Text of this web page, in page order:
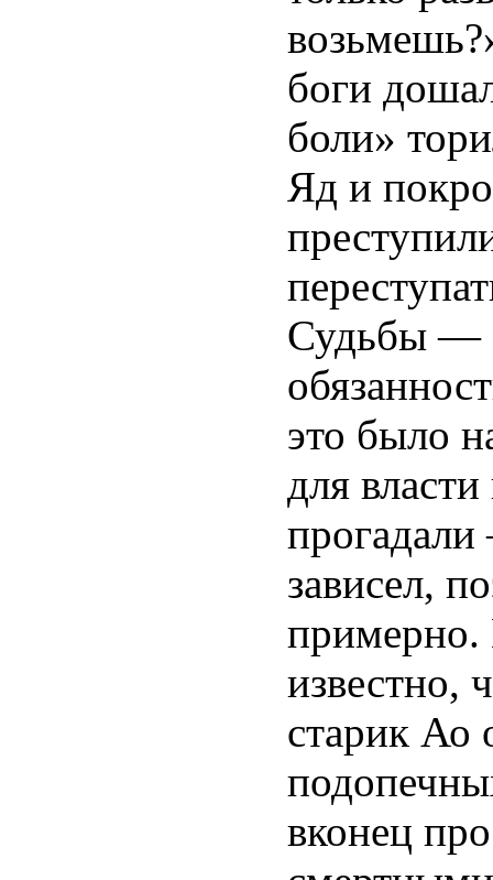
боги
боли»
Яд и
Судьбы —
это было
для
зависел,
примерно.
известно,
старик Ао
вконец